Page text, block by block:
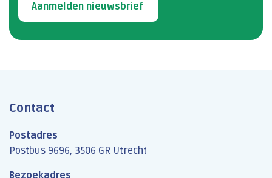
Aanmelden nieuwsbrief
Contact
Postadres
Postbus 9696, 3506 GR Utrecht